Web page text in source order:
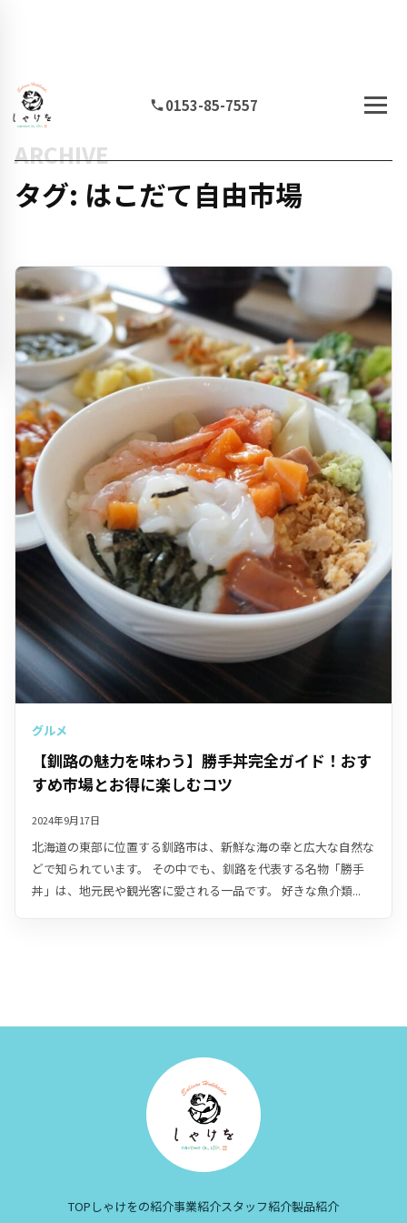
0153-85-7557
ARCHIVE
タグ: はこだて自由市場
グルメ
【釧路の魅力を味わう】勝手丼完全ガイド！おす
すめ市場とお得に楽しむコツ
2024年9月17日
北海道の東部に位置する釧路市は、新鮮な海の幸と広大な自然な
どで知られています。 その中でも、釧路を代表する名物「勝手
丼」は、地元民や観光客に愛される一品です。 好きな魚介類...
TOP しゃけをの紹介事業紹介スタッフ紹介製品紹介